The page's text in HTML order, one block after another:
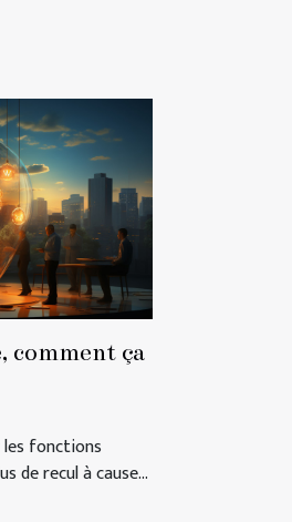
comment ça
fonctions
de recul à cause...